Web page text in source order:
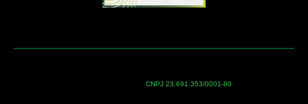
CNPJ 23.691.353/0001-80